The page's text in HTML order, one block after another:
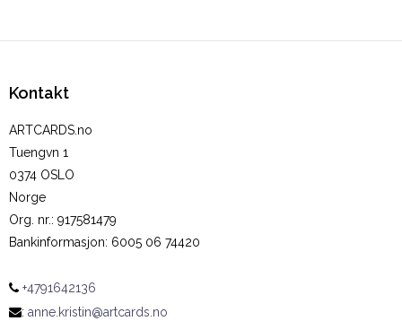
Kontakt
ARTCARDS.no
Tuengvn 1
0374 OSLO
Norge
Org. nr.: 917581479
Bankinformasjon: 6005 06 74420
+4791642136
: anne.kristin@artcards.no